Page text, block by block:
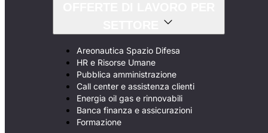
Areonautica Spazio Difesa
HR e Risorse Umane
Pubblica amministrazione
Call center e assistenza clienti
Energia oil gas e rinnovabili
Banca finanza e assicurazioni
Formazione